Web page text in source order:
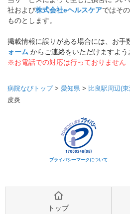
社および株式会社eヘルスケアではそ
ものとします。
掲載情報に誤りがある場合には、お手
ォーム からご連絡をいただけますよう
※お電話での対応は行っておりません
病院なびトップ> 愛知県 > 比良駅周辺(
皮炎
プライバシーマークについて
トップ